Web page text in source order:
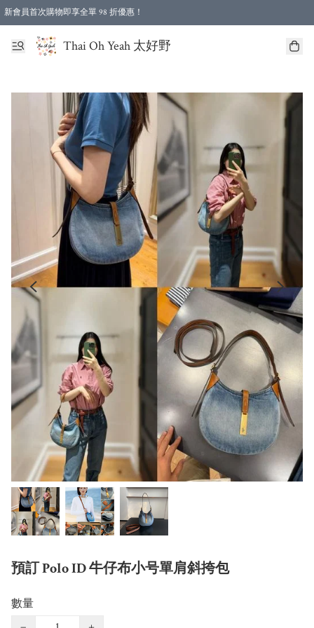
新會員首次購物即享全單 98 折優惠！
特選會員可享全單低至 96 折優惠！
Thai Oh Yeah 太好野
預訂 Polo ID 牛仔布小号單肩斜挎包
數量